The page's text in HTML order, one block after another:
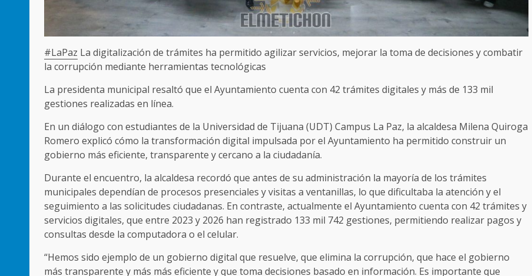
#LaPaz La digitalización de trámites ha permitido agilizar servicios, mejorar la toma de decisiones y combatir
la corrupción mediante herramientas tecnológicas
La presidenta municipal resaltó que el Ayuntamiento cuenta con 42 trámites digitales y más de 133 mil
gestiones realizadas en línea.
En un diálogo con estudiantes de la Universidad de Tijuana (UDT) Campus La Paz, la alcaldesa Milena Quiroga
Romero explicó cómo la transformación digital impulsada por el Ayuntamiento ha permitido construir un
gobierno más eficiente, transparente y cercano a la ciudadanía.
Durante el encuentro, la alcaldesa recordó que antes de su administración la mayoría de los trámites
municipales dependían de procesos presenciales y visitas a ventanillas, lo que dificultaba la atención y el
seguimiento a las solicitudes ciudadanas. En contraste, actualmente el Ayuntamiento cuenta con 42 trámites y
servicios digitales, que entre 2023 y 2026 han registrado 133 mil 742 gestiones, permitiendo realizar pagos y
consultas desde la computadora o el celular.
“Hemos sido ejemplo de un gobierno digital que resuelve, que elimina la corrupción, que hace el gobierno
más transparente y más más eficiente y que toma decisiones basado en información. Es importante que